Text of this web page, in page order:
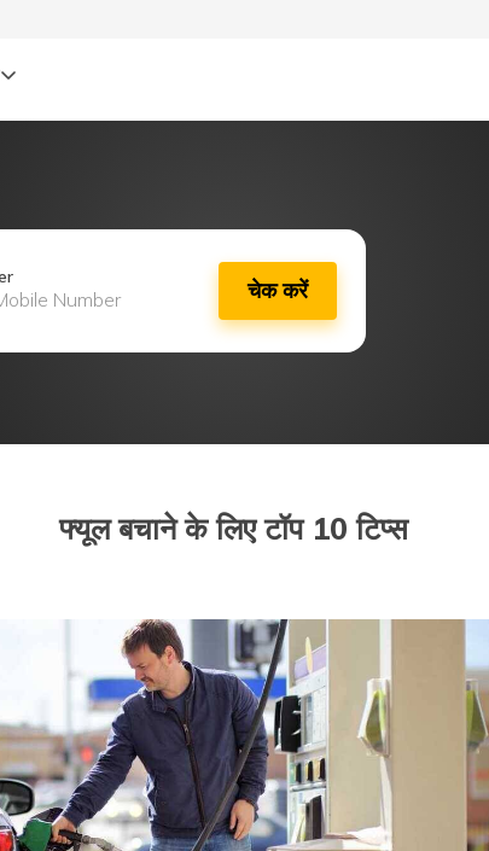
चेक करें
फ्यूल बचाने के लिए टॉप 10 टिप्स